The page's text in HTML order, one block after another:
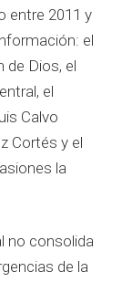
entre 2011 y
el
de Dios, el
el
Calvo
Cortés y el
la
no consolida
de la